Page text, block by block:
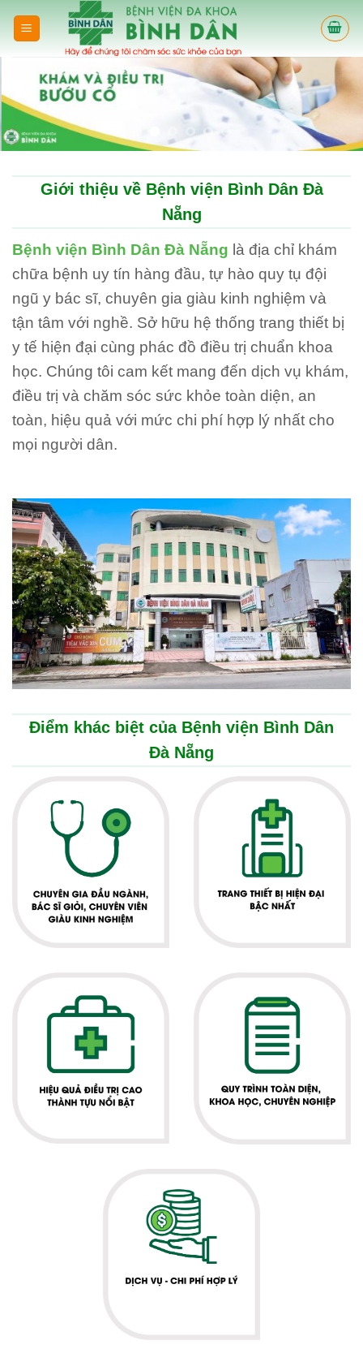
Giới thiệu về Bệnh viện Bình Dân Đà
Nẵng
Bệnh viện Bình Dân Đà Nẵng là địa chỉ khám
chữa bệnh uy tín hàng đầu, tự hào quy tụ đội
ngũ y bác sĩ, chuyên gia giàu kinh nghiệm và
tận tâm với nghề. Sở hữu hệ thống trang thiết bị
y tế hiện đại cùng phác đồ điều trị chuẩn khoa
học. Chúng tôi cam kết mang đến dịch vụ khám,
điều trị và chăm sóc sức khỏe toàn diện, an
toàn, hiệu quả với mức chi phí hợp lý nhất cho
mọi người dân.
Điểm khác biệt của Bệnh viện Bình Dân
Đà Nẵng